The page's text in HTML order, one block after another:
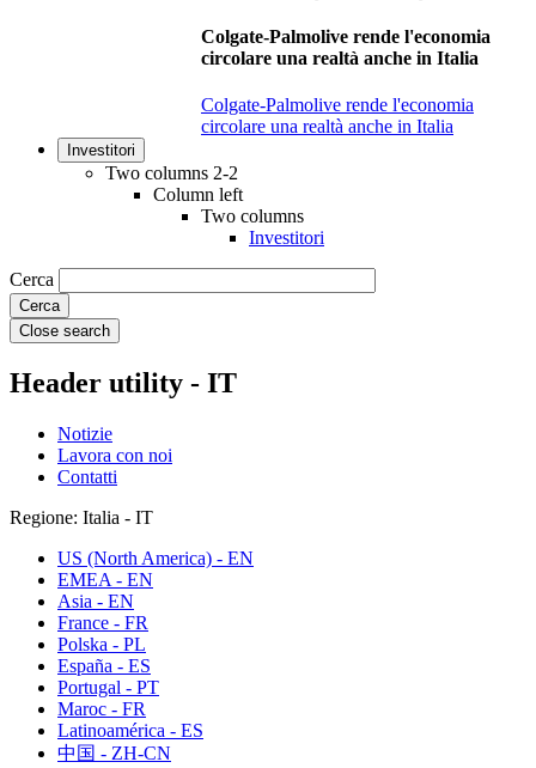
Colgate-Palmolive rende l'economia
circolare una realtà anche in Italia
Colgate-Palmolive rende l'economia
circolare una realtà anche in Italia
Investitori
Two columns 2-2
Column left
Two columns
Investitori
Cerca
Close search
Header utility - IT
Notizie
Lavora con noi
Contatti
Regione: Italia - IT
US (North America) - EN
EMEA - EN
Asia - EN
France - FR
Polska - PL
España - ES
Portugal - PT
Maroc - FR
Latinoamérica - ES
中国 - ZH-CN